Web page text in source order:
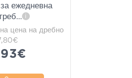
ежедневна
... i
цена на дребно